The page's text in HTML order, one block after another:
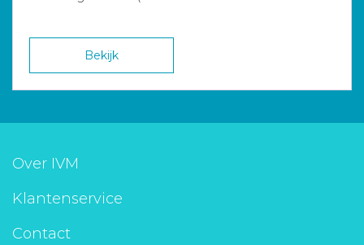
Bekijk
Over IVM
Klantenservice
Contact